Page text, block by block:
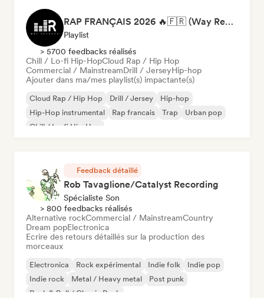
RAP FRANÇAIS 2026 🔥🇫🇷 (Way Records)
Playlist
> 5700 feedbacks réalisés
Chill / Lo-fi Hip-HopCloud Rap / Hip Hop
Commercial / MainstreamDrill / JerseyHip-hop
Ajouter dans ma/mes playlist(s) impactante(s)
Cloud Rap / Hip Hop Drill / Jersey
Hip-hop
Hip-Hop instrumental
Rap francais Trap
Urban pop
Chill / Lo-fi Hip-Hop
Feedback détaillé
Rob Tavaglione/Catalyst Recording
Spécialiste Son
> 800 feedbacks réalisés
Alternative rockCommercial / MainstreamCountry
Dream popElectronica
Ecrire des retours détaillés sur la production des
morceaux
Electronica Rock expérimental Indie folk
Indie pop
Indie rock
Metal / Heavy metal
Post punk
Rock & Roll / Classic Rock